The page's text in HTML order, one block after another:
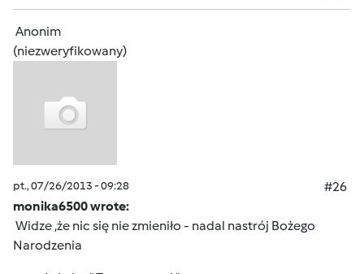
Anonim
(niezweryfikowany)
pt., 07/26/2013 - 09:28
#26
monika6500 wrote:
Widze ,że nic się nie zmieniło - nadal nastrój Bożego
Narodzenia